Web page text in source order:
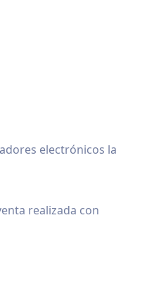
electrónicos la
realizada con